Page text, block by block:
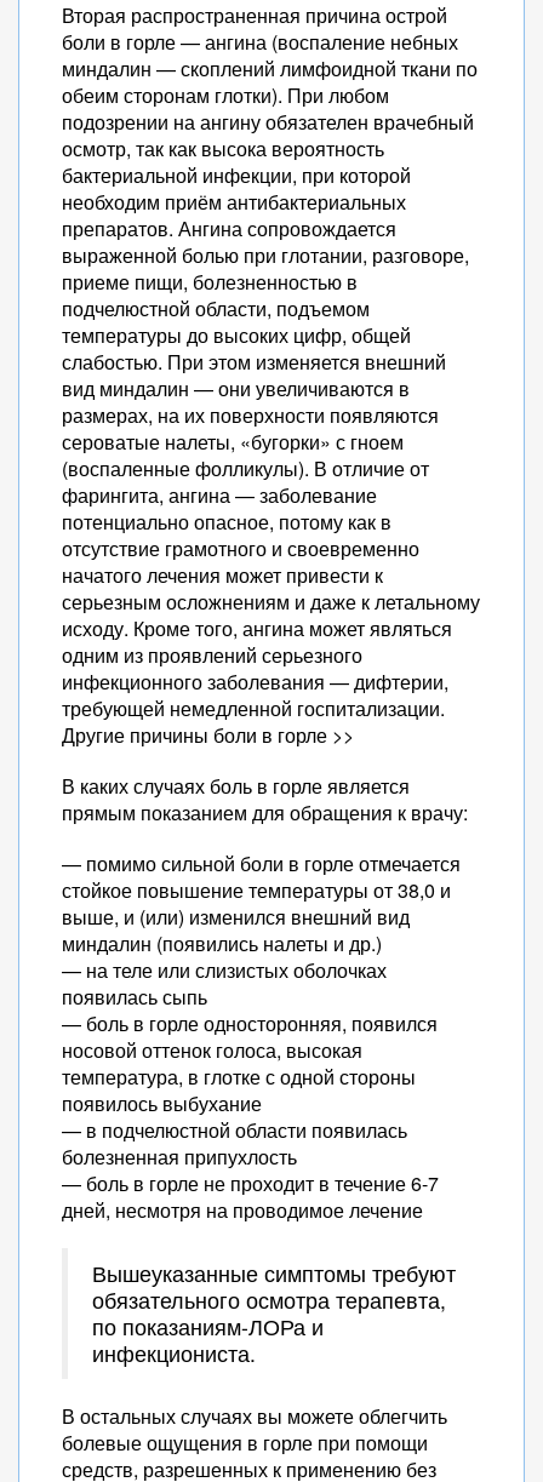
Вторая распространенная причина острой
боли в горле — ангина (воспаление небных
миндалин — скоплений лимфоидной ткани по
обеим сторонам глотки). При любом
подозрении на ангину обязателен врачебный
осмотр, так как высока вероятность
бактериальной инфекции, при которой
необходим приём антибактериальных
препаратов. Ангина сопровождается
выраженной болью при глотании, разговоре,
приеме пищи, болезненностью в
подчелюстной области, подъемом
температуры до высоких цифр, общей
слабостью. При этом изменяется внешний
вид миндалин — они увеличиваются в
размерах, на их поверхности появляются
сероватые налеты, «бугорки» с гноем
(воспаленные фолликулы). В отличие от
фарингита, ангина — заболевание
потенциально опасное, потому как в
отсутствие грамотного и своевременно
начатого лечения может привести к
серьезным осложнениям и даже к летальному
исходу. Кроме того, ангина может являться
одним из проявлений серьезного
инфекционного заболевания — дифтерии,
требующей немедленной госпитализации.
Другие причины боли в горле >>
В каких случаях боль в горле является
прямым показанием для обращения к врачу:
— помимо сильной боли в горле отмечается
стойкое повышение температуры от 38,0 и
выше, и (или) изменился внешний вид
миндалин (появились налеты и др.)
— на теле или слизистых оболочках
появилась сыпь
— боль в горле односторонняя, появился
носовой оттенок голоса, высокая
температура, в глотке с одной стороны
появилось выбухание
— в подчелюстной области появилась
болезненная припухлость
— боль в горле не проходит в течение 6-7
дней, несмотря на проводимое лечение
Вышеуказанные симптомы требуют
обязательного осмотра терапевта,
по показаниям-ЛОРа и
инфекциониста.
В остальных случаях вы можете облегчить
болевые ощущения в горле при помощи
средств, разрешенных к применению без